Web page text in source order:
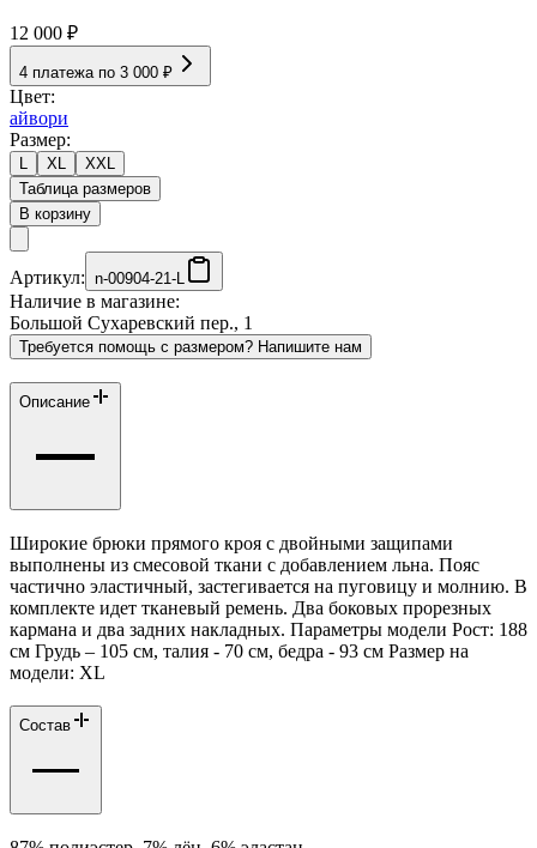
12 000 ₽
4 платежа по 3 000 ₽
Цвет:
айвори
Размер:
L XL
XXL
Таблица размеров
В корзину
Артикул: n-00904-21-L
Наличие в магазине:
Большой Сухаревский пер., 1
Требуется помощь с размером? Напишите нам
Описание
Широкие брюки прямого кроя с двойными защипами
выполнены из смесовой ткани с добавлением льна. Пояс
частично эластичный, застегивается на пуговицу и молнию. В
комплекте идет тканевый ремень. Два боковых прорезных
кармана и два задних накладных. Параметры модели Рост: 188
см Грудь – 105 см, талия - 70 см, бедра - 93 см Размер на
модели: ХL
Состав